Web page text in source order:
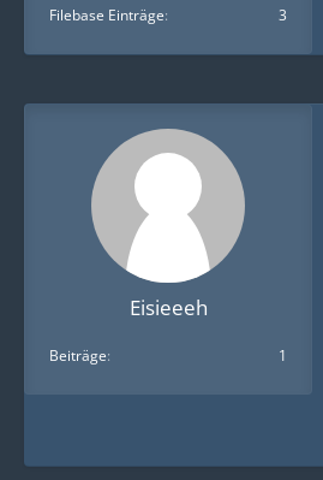
Filebase Einträge
3
Eisieeeh
Beiträge 1